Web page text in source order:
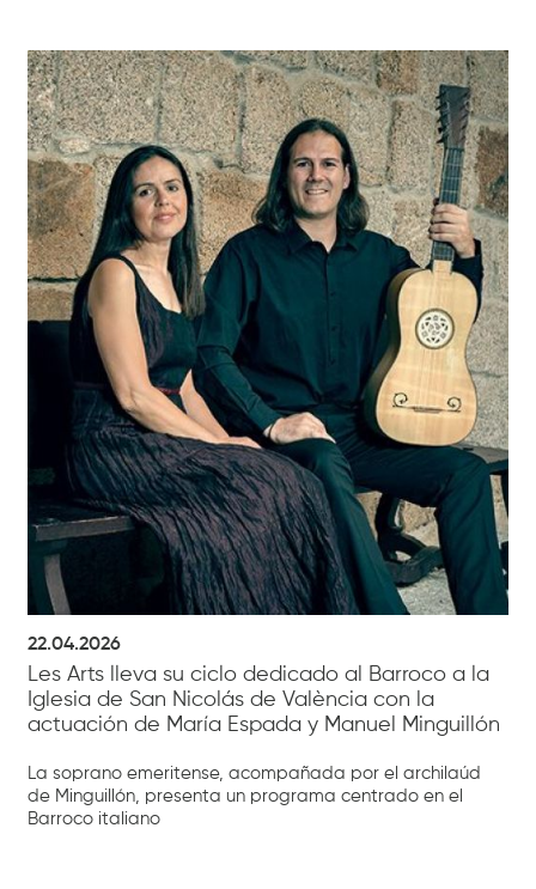
22.04.2026
Les Arts lleva su ciclo dedicado al Barroco a la
Iglesia de San Nicolás de València con la
actuación de María Espada y Manuel Minguillón
La soprano emeritense, acompañada por el archilaúd
de Minguillón, presenta un programa centrado en el
Barroco italiano